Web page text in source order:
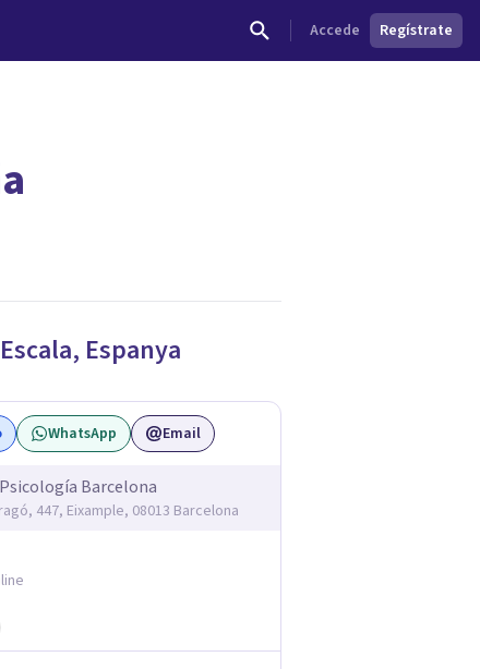
Accede Regístrate
, Espanya
WhatsApp Email
Barcelona
447, Eixample, 08013 Barcelona